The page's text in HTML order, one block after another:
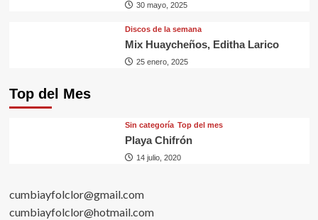
30 mayo, 2025
Discos de la semana
Mix Huaycheños, Editha Larico
25 enero, 2025
Top del Mes
Sin categorí­a Top del mes
Playa Chifrón
14 julio, 2020
cumbiayfolclor@gmail.com
cumbiayfolclor@hotmail.com